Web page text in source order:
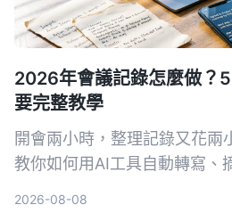
2026年會議記錄怎麼做？
要完整教學
開會兩小時，整理記錄又花兩
教你如何用AI工具自動轉寫、
2026-08-08